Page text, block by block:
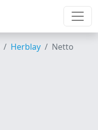
Herblay Netto